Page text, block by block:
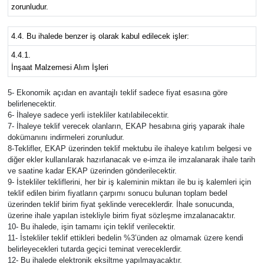
zorunludur.
4.4. Bu ihalede benzer iş olarak kabul edilecek işler:
4.4.1.
İnşaat Malzemesi Alım İşleri
5- Ekonomik açıdan en avantajlı teklif sadece fiyat esasına göre
belirlenecektir.
6- İhaleye sadece yerli istekliler katılabilecektir.
7- İhaleye teklif verecek olanların, EKAP hesabına giriş yaparak ihale
dokümanını indirmeleri zorunludur.
8-Teklifler, EKAP üzerinden teklif mektubu ile ihaleye katılım belgesi ve
diğer ekler kullanılarak hazırlanacak ve e-imza ile imzalanarak ihale tarih
ve saatine kadar EKAP üzerinden gönderilecektir.
9- İstekliler tekliflerini, her bir iş kaleminin miktarı ile bu iş kalemleri için
teklif edilen birim fiyatların çarpımı sonucu bulunan toplam bedel
üzerinden teklif birim fiyat şeklinde vereceklerdir. İhale sonucunda,
üzerine ihale yapılan istekliyle birim fiyat sözleşme imzalanacaktır.
10- Bu ihalede, işin tamamı için teklif verilecektir.
11- İstekliler teklif ettikleri bedelin %3’ünden az olmamak üzere kendi
belirleyecekleri tutarda geçici teminat vereceklerdir.
12- Bu ihalede elektronik eksiltme yapılmayacaktır.